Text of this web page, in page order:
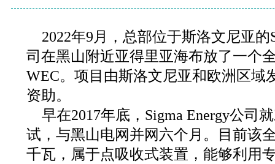
2022年9月，总部位于斯洛文尼亚的
司在黑山附近亚得里亚海布放了一个
WEC。项目由斯洛文尼亚和欧洲区域
资助。
早在2017年底，Sigma Energy公司
试，与黑山电网并网六个月。目前该
千瓦，属于点吸收式装置，能够利用